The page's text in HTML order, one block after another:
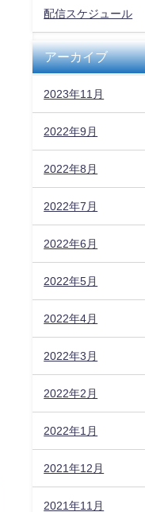
配信スケジュール
アーカイブ
2023年11月
2022年9月
2022年8月
2022年7月
2022年6月
2022年5月
2022年4月
2022年3月
2022年2月
2022年1月
2021年12月
2021年11月